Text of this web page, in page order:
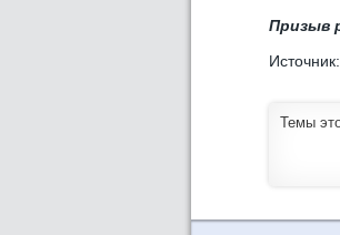
Призыв
Источник:
Темы